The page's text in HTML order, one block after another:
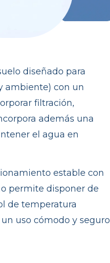
diseñado para
ambiente) con un
filtración,
además una
el agua en
estable con
permite disponer de
de temperatura
uso cómodo y seguro